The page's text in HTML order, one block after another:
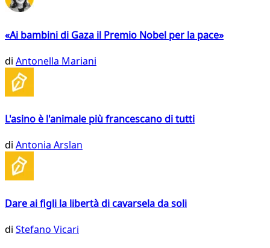
«Ai bambini di Gaza il Premio Nobel per la pace»
di Antonella Mariani
L'asino è l'animale più francescano di tutti
di Antonia Arslan
Dare ai figli la libertà di cavarsela da soli
di Stefano Vicari